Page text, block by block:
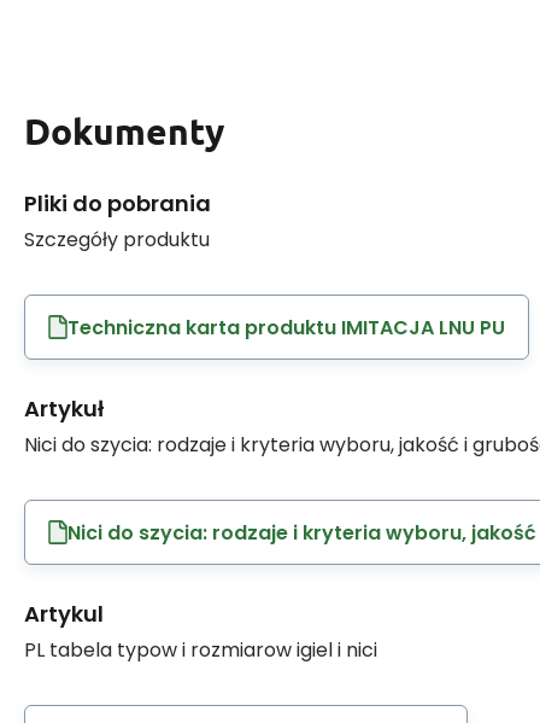
Dokumenty
Pliki do pobrania
Szczegóły produktu
Techniczna karta produktu IMITACJA LNU PU
Artykuł
Nici do szycia: rodzaje i kryteria wyboru, jakość i
Nici do szycia: rodzaje i kryteria wyboru,
Artykul
PL tabela typow i rozmiarow igiel i nici